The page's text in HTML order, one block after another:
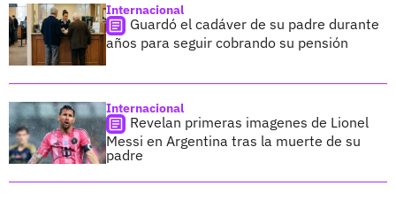
Internacional
Guardó el cadáver de su padre durante
años para seguir cobrando su pensión
Internacional
Revelan primeras imagenes de Lionel
Messi en Argentina tras la muerte de su
padre